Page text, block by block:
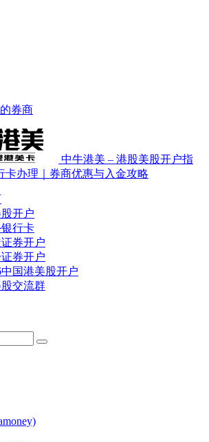
券商
中牛港美 – 港股美股开户指
卡办理｜券商优惠与入金攻略
开户
行卡
券开户
券开户
中国港美股开户
交流群